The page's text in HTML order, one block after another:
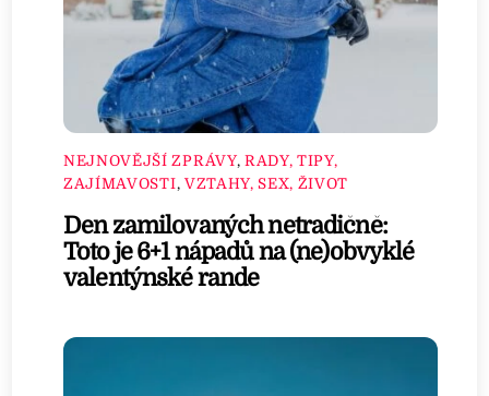
NEJNOVĚJŠÍ ZPRÁVY, RADY, TIPY,
ZAJÍMAVOSTI, VZTAHY, SEX, ŽIVOT
Den zamilovaných netradičně:
Toto je 6+1 nápadů na (ne)obvyklé
valentýnské rande